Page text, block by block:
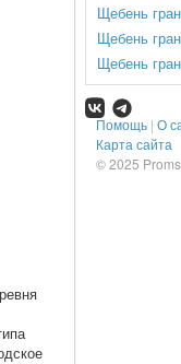
Щебень
Щебень
Щебень
Помощь | О
Карта сайта
© 2025